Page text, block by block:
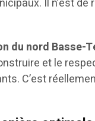
du nord Basse-
et le
C’est